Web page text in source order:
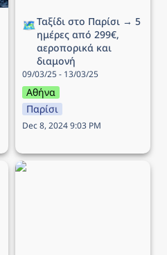
🗺️Ταξίδι στο Παρίσι → 5
ημέρες από 299€,
αεροπορικά και
διαμονή
09/03/25 - 13/03/25
Αθήνα
Παρίσι
Dec 8, 2024 9:03 PM
Ταξίδι στην Κοπεγχάγη →